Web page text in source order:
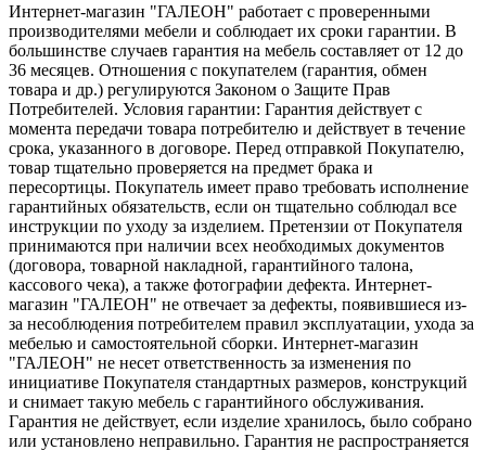
Интернет-магазин "ГАЛЕОН" работает с проверенными
производителями мебели и соблюдает их сроки гарантии. В
большинстве случаев гарантия на мебель составляет от 12 до
36 месяцев. Отношения с покупателем (гарантия, обмен
товара и др.) регулируются Законом о Защите Прав
Потребителей. Условия гарантии: Гарантия действует с
момента передачи товара потребителю и действует в течение
срока, указанного в договоре. Перед отправкой Покупателю,
товар тщательно проверяется на предмет брака и
пересортицы. Покупатель имеет право требовать исполнение
гарантийных обязательств, если он тщательно соблюдал все
инструкции по уходу за изделием. Претензии от Покупателя
принимаются при наличии всех необходимых документов
(договора, товарной накладной, гарантийного талона,
кассового чека), а также фотографии дефекта. Интернет-
магазин "ГАЛЕОН" не отвечает за дефекты, появившиеся из-
за несоблюдения потребителем правил эксплуатации, ухода за
мебелью и самостоятельной сборки. Интернет-магазин
"ГАЛЕОН" не несет ответственность за изменения по
инициативе Покупателя стандартных размеров, конструкций
и снимает такую мебель с гарантийного обслуживания.
Гарантия не действует, если изделие хранилось, было собрано
или установлено неправильно. Гарантия не распространяется